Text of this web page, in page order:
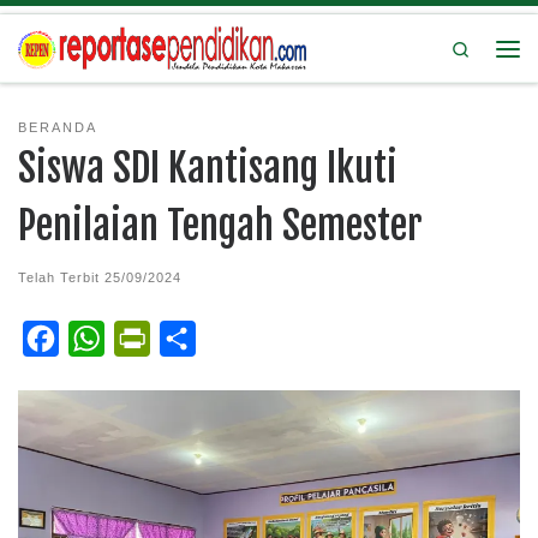
Search
BERANDA
Siswa SDI Kantisang Ikuti
Penilaian Tengah Semester
Telah Terbit 25/09/2024
e
o
W
t
s
A
t
F
r
e